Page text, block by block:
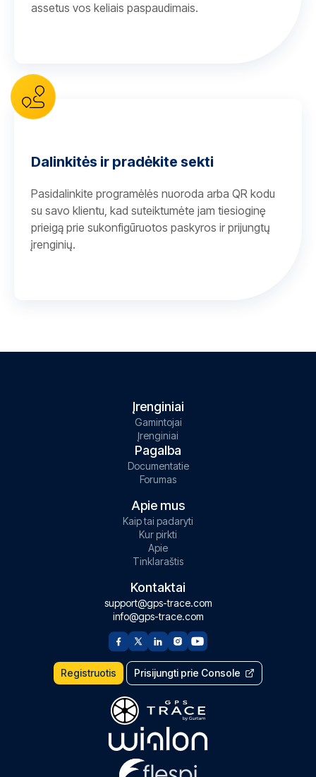
assetus vos keliais paspaudimais.
Dalinkitės ir pradėkite sekti
Pasidalinkite programėlės nuoroda arba QR kodu
su savo klientu, kad suteiktumėte jam tiesioginę
prieigą prie sukonfigūruotos paskyros ir prijungtų
įrenginių.
Įrenginiai
Gamintojai
Įrenginiai
Pagalba
Documentatie
Forumas
Apie mus
Kaip tai padaryti
Kur pirkti
Apie
Tinklaraštis
Kontaktai
support@gps-trace.com
info@gps-trace.com
Registruotis Prisijungti prie Console